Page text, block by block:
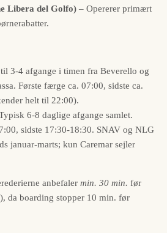
Libera del Golfo) – Opererer primært
3-4 afgange i timen fra Beverello og
Første færge ca. 07:00, sidste ca.
helt til 22:00).
6-8 daglige afgange samlet.
sidste 17:30-18:30. SNAV og NLG
januar-marts; kun Caremar sejler
anbefaler min. 30 min. før
da boarding stopper 10 min. før